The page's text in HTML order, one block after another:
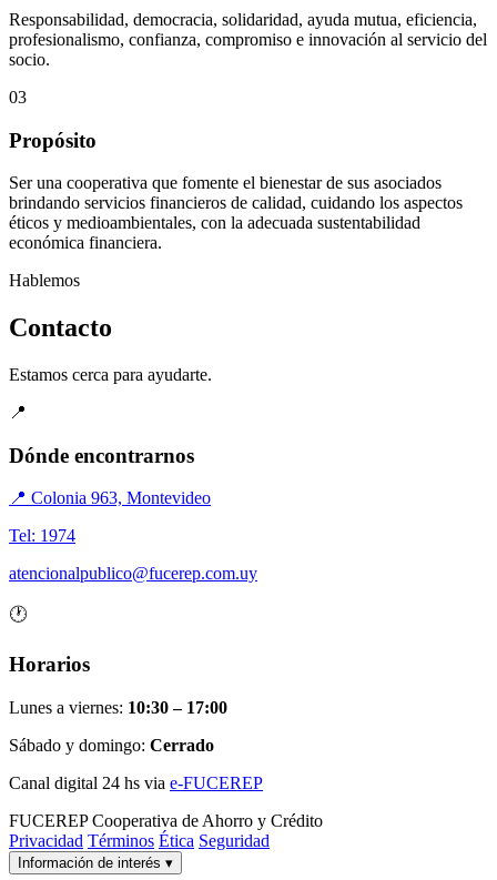
Responsabilidad, democracia, solidaridad, ayuda mutua, eficiencia,
profesionalismo, confianza, compromiso e innovación al servicio del
socio.
03
Propósito
Ser una cooperativa que fomente el bienestar de sus asociados
brindando servicios financieros de calidad, cuidando los aspectos
éticos y medioambientales, con la adecuada sustentabilidad
económica financiera.
Hablemos
Contacto
Estamos cerca para ayudarte.
📍
Dónde encontrarnos
📍 Colonia 963, Montevideo
Tel: 1974
atencionalpublico@fucerep.com.uy
🕐
Horarios
Lunes a viernes: 10:30 – 17:00
Sábado y domingo: Cerrado
Canal digital 24 hs via e-FUCEREP
FUCEREP Cooperativa de Ahorro y Crédito
Privacidad Términos Ética Seguridad
Información de interés ▾